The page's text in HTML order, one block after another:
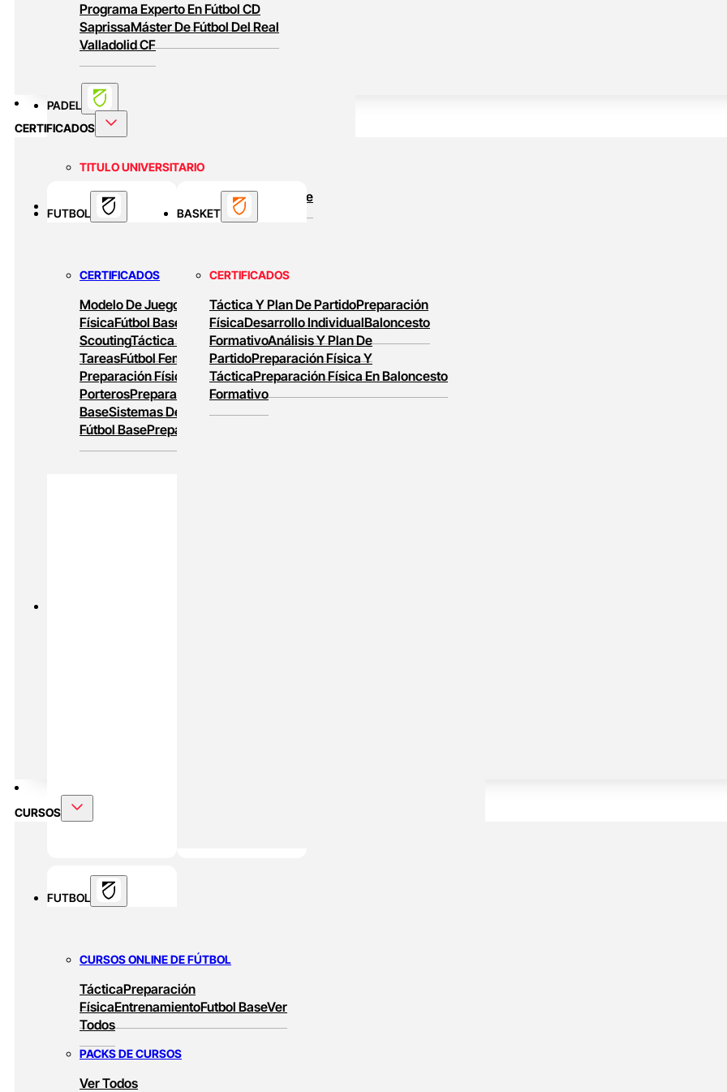
PADEL
TITULO UNIVERSITARIO
Curso Universitario Técnico En Padel De
Alto Rendimiento
Programa Experto En Fútbol CD
SaprissaMáster De Fútbol Del Real
Valladolid CF
BASKET
MASTERS ONLINE
Baloncesto Formativo
Preparación Física
En BaloncestoBaloncesto De Alto
Rendimiento
CERTIFICADOS
FUTBOL
CERTIFICADOS
Modelo De Juego
Preparación
FísicaFútbol Base
Análisis Y
ScoutingTáctica OfensivaDiseño De
TareasFútbol FemeninoTareas De
Preparación Física
Entrenamiento De
PorterosPreparación Física En Fútbol
BaseSistemas De JuegoEntrenamiento En
Fútbol BasePreparación Física Y Táctica
BASKET
CERTIFICADOS
Táctica Y Plan De PartidoPreparación
FísicaDesarrollo IndividualBaloncesto
FormativoAnálisis Y Plan De
PartidoPreparación Física Y
TácticaPreparación Física En Baloncesto
Formativo
CURSOS
FUTBOL
CURSOS ONLINE DE FÚTBOL
TácticaPreparación
FísicaEntrenamientoFutbol BaseVer
Todos
PACKS DE CURSOS
Ver Todos